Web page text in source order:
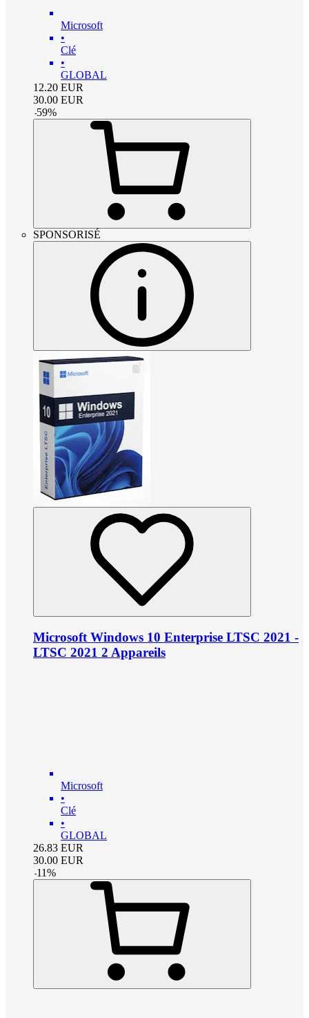
Microsoft
•
Clé
•
GLOBAL
12.20 EUR
30.00 EUR
-59%
SPONSORISÉ
Microsoft Windows 10 Enterprise LTSC 2021 -
LTSC 2021 2 Appareils
Microsoft
•
Clé
•
GLOBAL
26.83 EUR
30.00 EUR
-11%